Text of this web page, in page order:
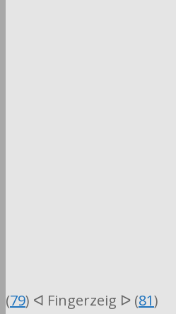
(79) ᐊ Fingerzeig ᐅ (81)